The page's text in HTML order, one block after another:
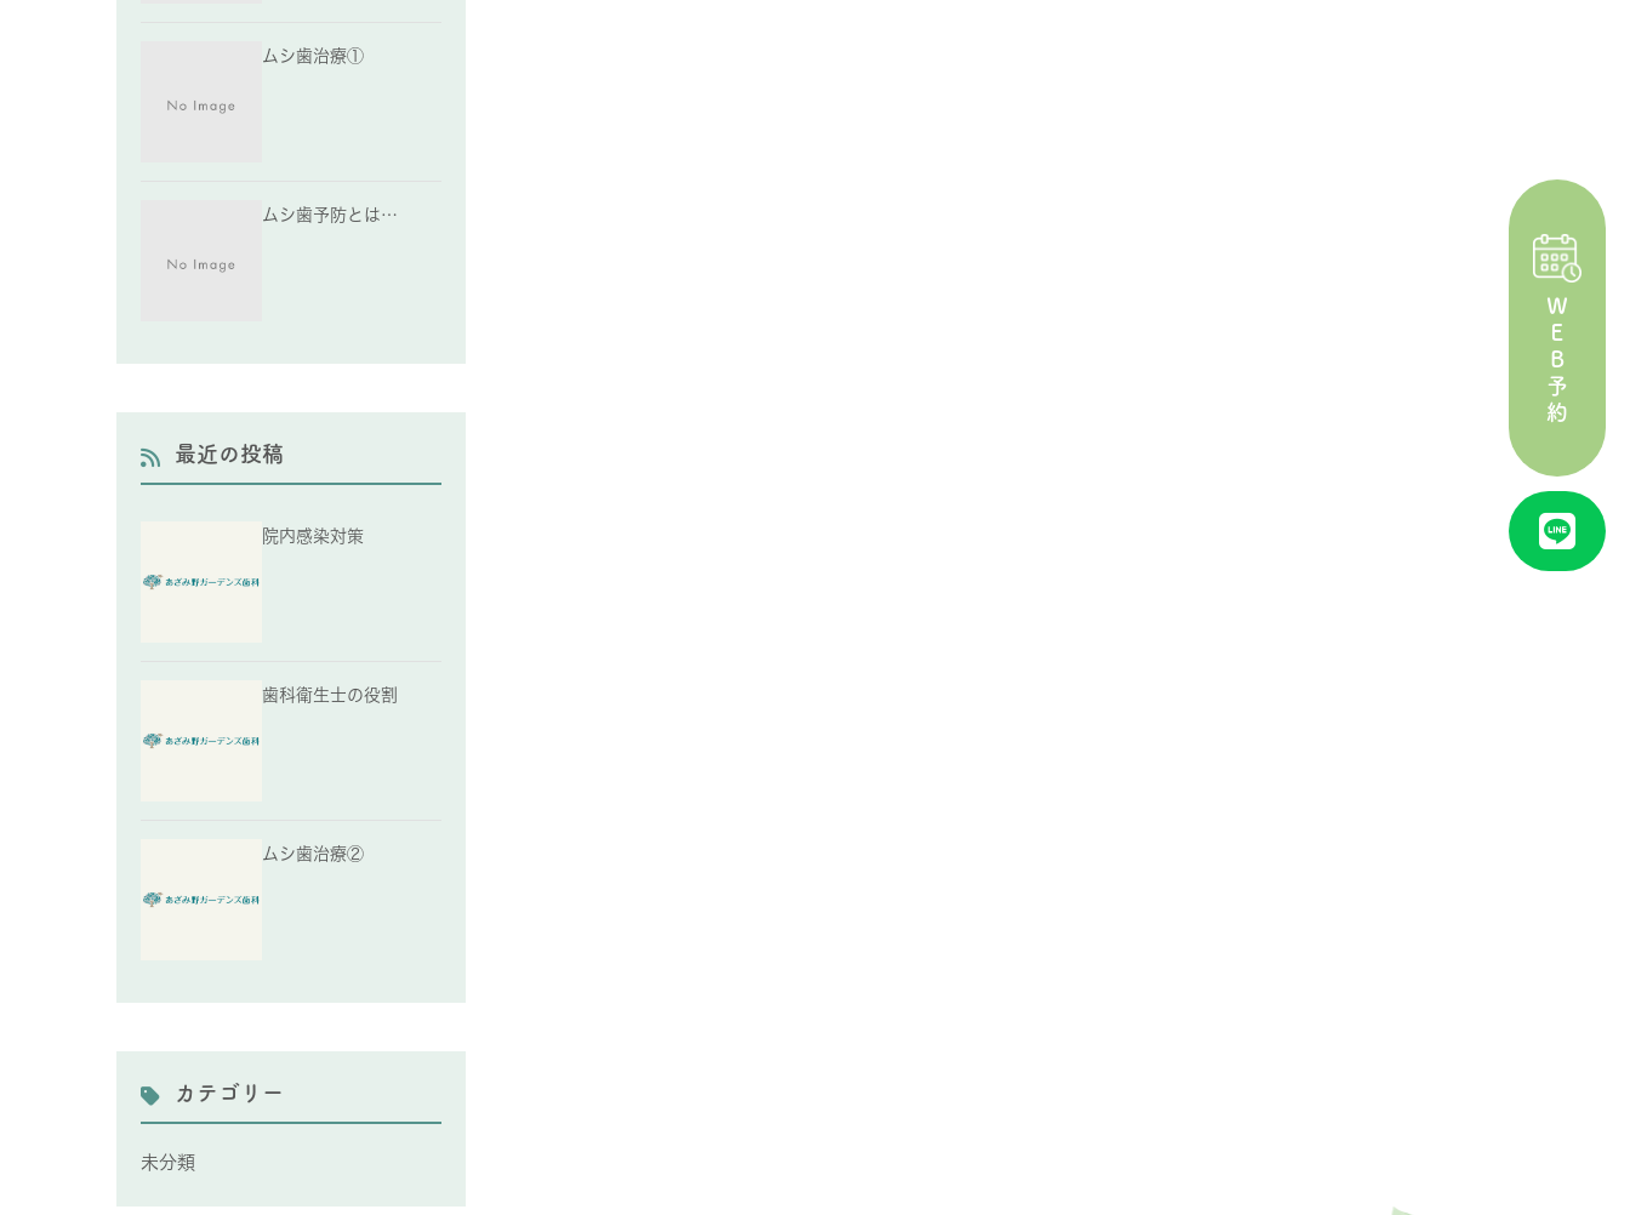
ＷＥＢ予約
ムシ歯治療①
ムシ歯予防とは…
最近の投稿
院内感染対策
歯科衛生士の役割
ムシ歯治療②
カテゴリー
未分類